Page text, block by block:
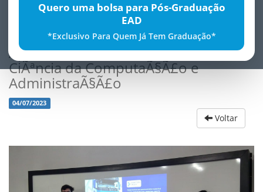
Quero uma bolsa para Pós-Graduação
EAD
*Exclusivo Para Quem Já Tem Graduação*
ApresentaÃ§Ã£o dos cursos de
CiÃªncia da ComputaÃ§Ã£o e
AdministraÃ§Ã£o
04/07/2023
Voltar